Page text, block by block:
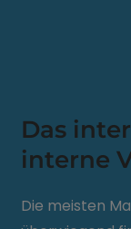
Das
interne
Die meisten